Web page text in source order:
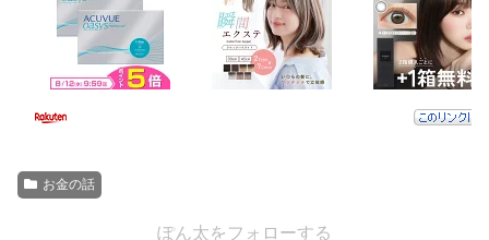
お金の話
ぽん太をフォローする